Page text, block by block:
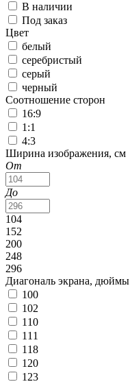
В наличии
Под заказ
Цвет
белый
серебристый
серый
черный
Соотношение сторон
16:9
1:1
4:3
Ширина изображения, см
От
До
104
152
200
248
296
Диагональ экрана, дюймы
100
102
110
111
118
120
123